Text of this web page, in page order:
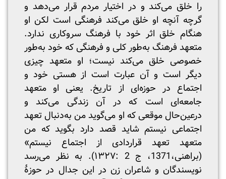
را خلق می‌کند و در اختیار مردم قرار می‌دهد و
گرچه آنچه او خلق می‌کند فرهنگی است لکن او
هنگام خلق اثر خود با فرهنگ سروکاری ندارد.
متعهد فرهنگ به‌طور کلی و فرهنگی که خود به‌طور
خصوصی خلق می‌کند نیست؛ او متعهد چیزی
دیگر است و آن عبارت است از هستی خود و
اجتماع در حوزه‌ای از تاریخ. یعنی او متعهد
جامعه‌ای است که در آن زندگی می‌کند و
درعین‌حال موقعی که او می‌گوید من به‌دنبال تعهد
اجتماعی نیستم شاید قصد دارد بگوید که من
متعهد تعهد قراردادی از اجتماع نیستم»
(براهنی،1371، ج 2 :۱۳۲۷). به نظر می‌رسد
نویسندگان و شاعران زن در این جدال در حوزۀ